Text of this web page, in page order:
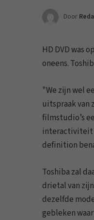
Door
HD DVD was
oneens.
"We zijn wel
uitspraak van
filmstudio’s
interactiviteit
definition
Toshiba zal
drietal van
dezelfde
gebleken